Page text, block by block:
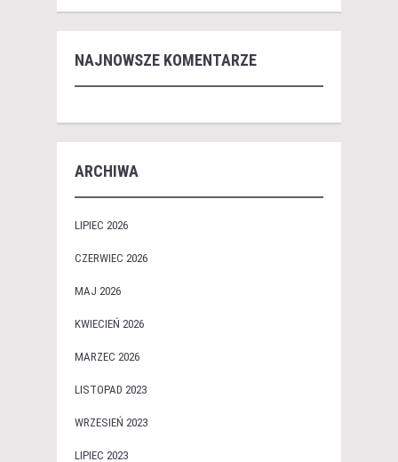
NAJNOWSZE KOMENTARZE
ARCHIWA
LIPIEC 2026
CZERWIEC 2026
MAJ 2026
KWIECIEŃ 2026
MARZEC 2026
LISTOPAD 2023
WRZESIEŃ 2023
LIPIEC 2023